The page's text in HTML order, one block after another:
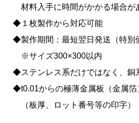
材料入手に時間がかかる場合が
◆１枚製作から対応可能
◆製作期間：最短翌日発送（特別
※サイズ300×300以内
◆ステンレス系だけではなく、銅
◆t0.01からの極薄金属板（金属箔
（板厚、ロット番号等の印字）